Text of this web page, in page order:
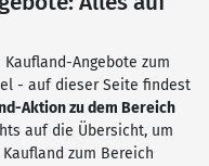
Angebote zum
- auf dieser Seite findest
Aktion zu dem Bereich
auf die Übersicht, um
zum Bereich